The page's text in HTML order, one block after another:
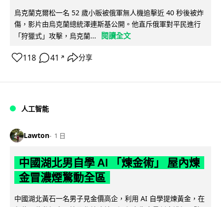
烏克蘭克爾松一名 52 歲小販被俄軍無人機追擊近 40 秒後被炸
傷，影片由烏克蘭總統澤連斯基公開。他直斥俄軍對平民進行
「狩獵式」攻擊，烏克蘭...
閱讀全文
118 41 ↗ 分享
人工智能
Lawton 1 日
中國湖北男自學 AI 「煉金術」 屋內煉
金冒濃煙驚動全區
中國湖北黃石一名男子見金價高企，利用 AI 自學提煉黃金，在